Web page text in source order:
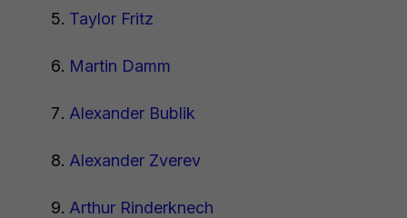
Taylor Fritz
Martin Damm
Alexander Bublik
Alexander Zverev
Arthur Rinderknech